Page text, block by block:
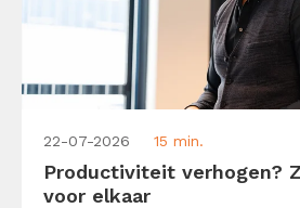
22-07-2026 15 min.
Productiviteit verhogen?
voor elkaar